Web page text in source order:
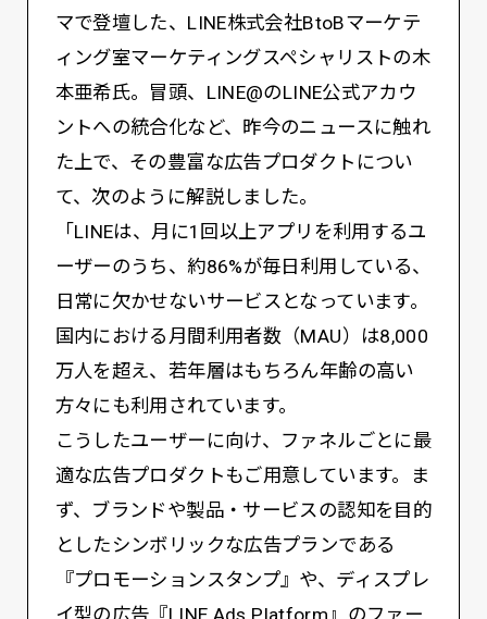
マで登壇した、LINE株式会社BtoBマーケテ
ィング室マーケティングスペシャリストの木
本亜希氏。冒頭、LINE@のLINE公式アカウ
ントへの統合化など、昨今のニュースに触れ
た上で、その豊富な広告プロダクトについ
て、次のように解説しました。
「LINEは、月に1回以上アプリを利用するユ
ーザーのうち、約86%が毎日利用している、
日常に欠かせないサービスとなっています。
国内における月間利用者数（MAU）は8,000
万人を超え、若年層はもちろん年齢の高い
方々にも利用されています。
こうしたユーザーに向け、ファネルごとに最
適な広告プロダクトもご用意しています。ま
ず、ブランドや製品・サービスの認知を目的
としたシンボリックな広告プランである
『プロモーションスタンプ』や、ディスプレ
イ型の広告『LINE Ads Platform』のファー